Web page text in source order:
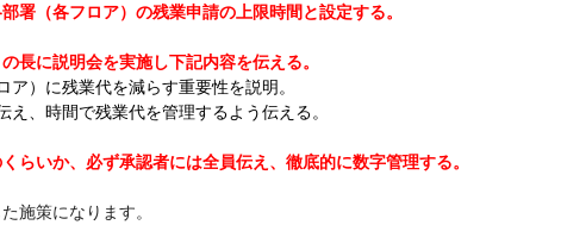
（各フロア）の残業申請の上限時間と設定する。
長に説明会を実施し下記内容を伝える。
ア）に残業代を減らす重要性を説明。
え、時間で残業代を管理するよう伝える。
らいか、必ず承認者には全員伝え、徹底的に数字管理する。
施策になります。